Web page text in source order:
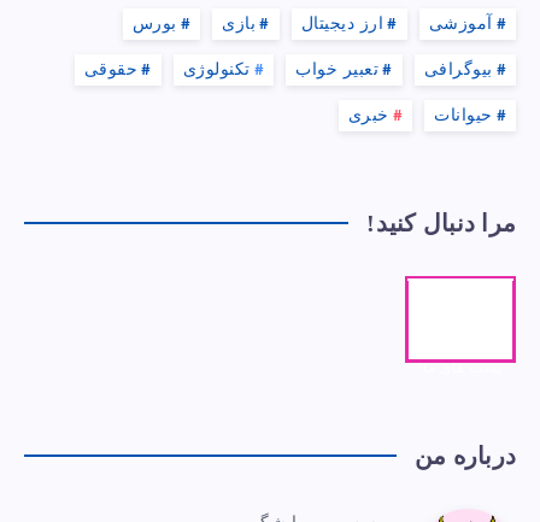
آموزشی ارز دیجیتال بازی بورس
بیوگرافی تعبیر خواب تکنولوژی حقوقی
حیوانات خبری
مرا دنبال کنید!
پست های ما!
درباره من